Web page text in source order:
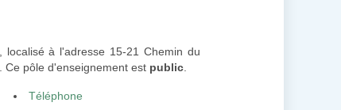
, localisé à l'adresse 15-21 Chemin du
. Ce pôle d'enseignement est public
Téléphone